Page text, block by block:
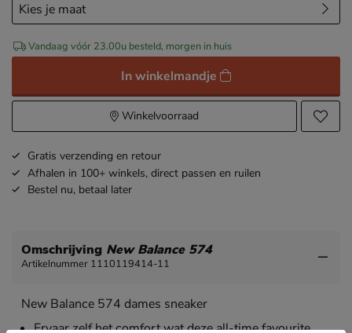
Vandaag vóór 23.00u besteld, morgen in huis
In winkelmandje
Winkelvoorraad
Gratis verzending en retour
Afhalen in 100+ winkels, direct passen en ruilen
Bestel nu, betaal later
Omschrijving New Balance 574
Artikelnummer 1110119414-11
New Balance 574 dames sneaker
Ervaar zelf het comfort wat deze all-time favourite